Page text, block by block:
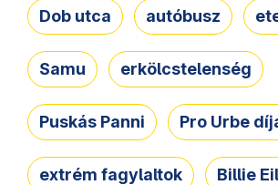
Dob utca autóbusz
Samu erkölcstelenség
Puskás Panni Pro Urbe
extrém fagylaltok Billie